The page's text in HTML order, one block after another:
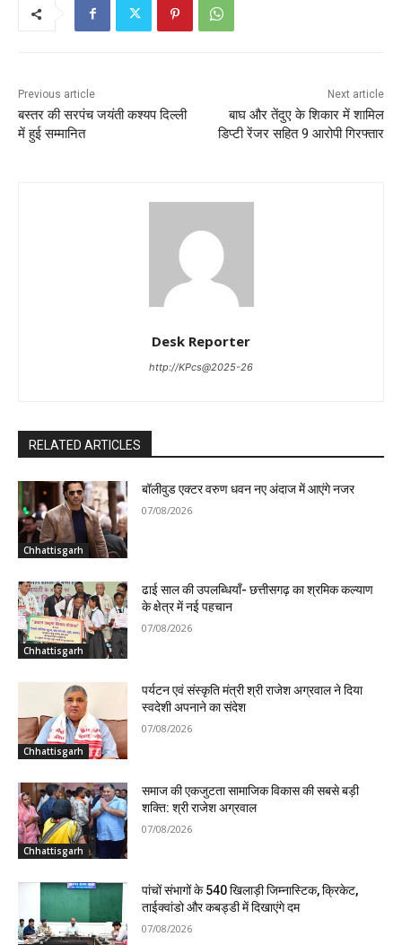
Previous article
बस्तर की सरपंच जयंती कश्यप दिल्ली
में हुई सम्मानित
Next article
बाघ और तेंदुए के शिकार में शामिल
डिप्टी रेंजर सहित 9 आरोपी गिरफ्तार
Desk Reporter
http://KPcs@2025-26
RELATED ARTICLES
Chhattisgarh
बॉलीवुड एक्टर वरुण धवन नए अंदाज में आएंगे नजर
07/08/2026
Chhattisgarh
ढाई साल की उपलब्धियाँ- छत्तीसगढ़ का श्रमिक कल्याण
के क्षेत्र में नई पहचान
07/08/2026
Chhattisgarh
पर्यटन एवं संस्कृति मंत्री श्री राजेश अग्रवाल ने दिया
स्वदेशी अपनाने का संदेश
07/08/2026
Chhattisgarh
समाज की एकजुटता सामाजिक विकास की सबसे बड़ी
शक्ति: श्री राजेश अग्रवाल
07/08/2026
पांचों संभागों के 540 खिलाड़ी जिम्नास्टिक, क्रिकेट,
ताईक्वांडो और कबड्डी में दिखाएंगे दम
07/08/2026